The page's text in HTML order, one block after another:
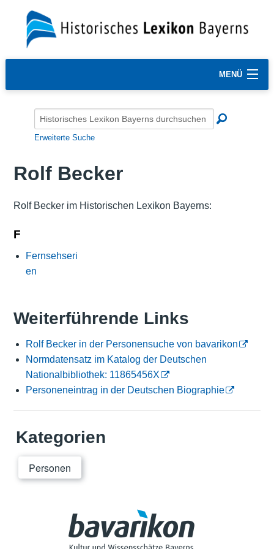
MENÜ
Erweiterte Suche
Rolf Becker
Rolf Becker im Historischen Lexikon Bayerns:
F
Fernsehseri
en
Weiterführende Links
Rolf Becker in der Personensuche von bavarikon
Normdatensatz im Katalog der Deutschen
Nationalbibliothek: 11865456X
Personeneintrag in der Deutschen Biographie
Kategorien
Personen